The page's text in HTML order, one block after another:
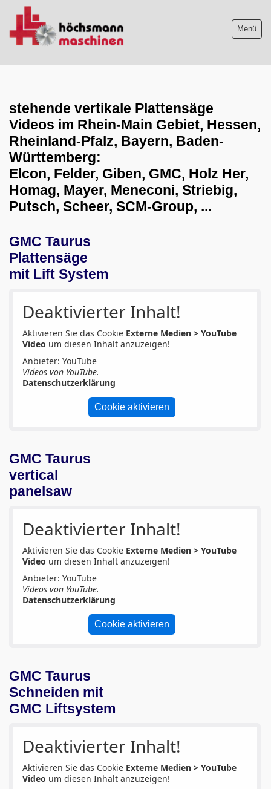
Menü
Maschinenankauf
Shop
Videos
CNC Bearbeitungszentrum
Entsorgung
Hobelmaschinen
Pressen
Wir über uns
06103-9744-0
stehende vertikale Plattensäge
Videos im Rhein-Main Gebiet, Hessen,
Rheinland-Pfalz, Bayern, Baden-
Württemberg:
Elcon, Felder, Giben, GMC, Holz Her,
Homag, Mayer, Meneconi, Striebig,
Putsch, Scheer, SCM-Group, ...
GMC Taurus
Plattensäge
mit Lift System
Deaktivierter Inhalt!
Aktivieren Sie das Cookie Externe Medien > YouTube
Video um diesen Inhalt anzuzeigen!
Anbieter: YouTube
Videos von YouTube.
Datenschutzerklärung
Cookie aktivieren
GMC Taurus
vertical
panelsaw
Deaktivierter Inhalt!
Aktivieren Sie das Cookie Externe Medien > YouTube
Video um diesen Inhalt anzuzeigen!
Anbieter: YouTube
Videos von YouTube.
Datenschutzerklärung
Cookie aktivieren
GMC Taurus
Schneiden mit
GMC Liftsystem
Deaktivierter Inhalt!
Aktivieren Sie das Cookie Externe Medien > YouTube
Video um diesen Inhalt anzuzeigen!